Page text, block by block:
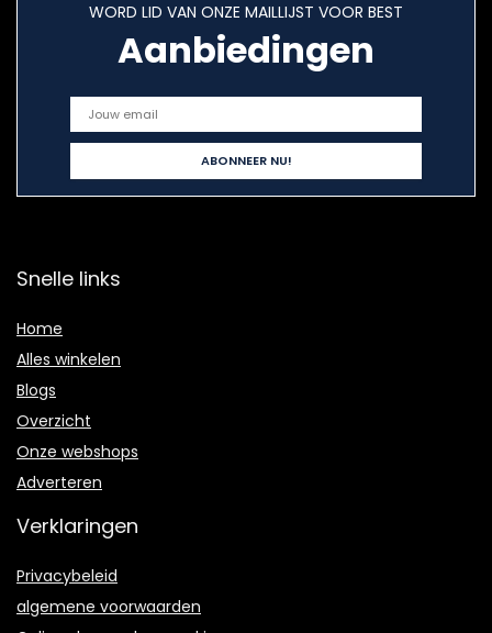
WORD LID VAN ONZE MAILLIJST VOOR BEST
Aanbiedingen
Snelle links
Home
Alles winkelen
Blogs
Overzicht
Onze webshops
Adverteren
Verklaringen
Privacybeleid
algemene voorwaarden